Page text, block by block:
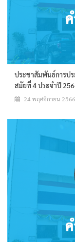
ประชาสัมพันธ์การป
สมัยที่ 4 ประจำปี
24 พฤศจิกายน 2566